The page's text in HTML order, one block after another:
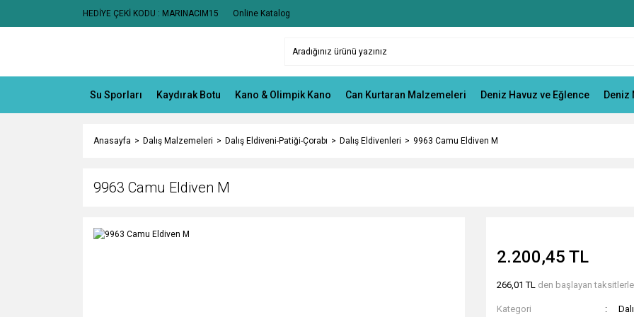
HEDİYE ÇEKİ KODU : MARINACIM15 Online Katalog
Su Sporları Kaydırak Botu Kano & Olimpik Kano Can Kurtaran Malzemeleri Deniz Havuz ve Eğlence Deniz
Anasayfa Dalış Malzemeleri Dalış Eldiveni-Patiği-Çorabı Dalış Eldivenleri 9963 Camu Eldiven M
9963 Camu Eldiven M
2.200,45 TL
266,01 TL den başlayan
Kategori